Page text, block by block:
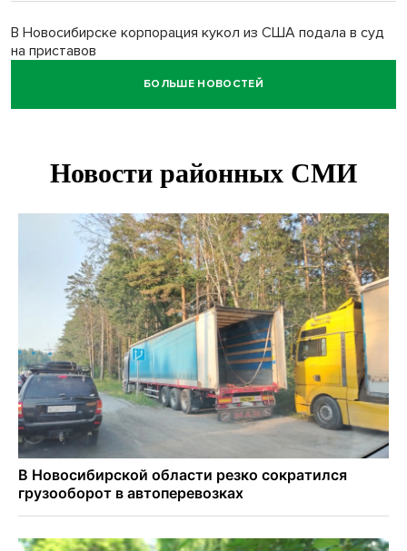
В Новосибирске корпорация кукол из США подала в суд
на приставов
В Новосибирске минздрав объявил бесплатную
В Новосибирске врачи прооперировали 25 тысяч
Знаменитый орангутан Бату отметил юбилей в
новосибирском зоопарке
Новосибирские хирурги спасли сердце восьмиклассницы
с донорским клапаном
БОЛЬШЕ НОВОСТЕЙ